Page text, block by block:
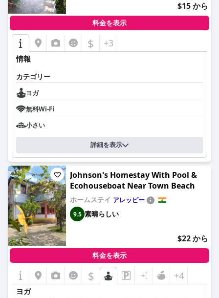
$15 から
料金を表示
$ +3
情報
カテゴリー
ヨガ
無料Wi-Fi
小さい
詳細を表示
Johnson's Homestay With Pool &
Ecohouseboat Near Town Beach
ホームステイ アレッピー
9.5 素晴らしい
$22 から
料金を表示
$ +4
ヨガ